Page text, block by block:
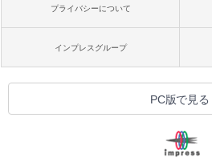
プライバシーについて
インプレスグループ
PC版で見る